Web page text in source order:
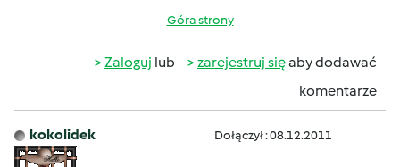
Góra strony
Zaloguj lub zarejestruj sięaby dodawać
komentarze
kokolidek Dołączył : 08.12.2011